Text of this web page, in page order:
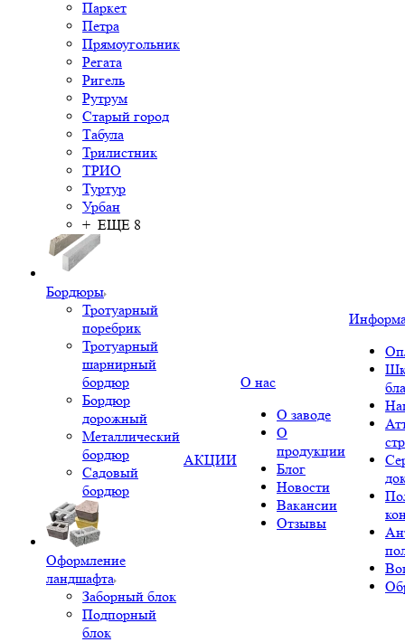
Паркет
Петра
Прямоугольник
Регата
Ригель
Рутрум
Старый город
Табула
Трилистник
ТРИО
Туртур
Урбан
+ ЕЩЕ 8
Бордюры
Тротуарный
поребрик
Тротуарный
шарнирный
бордюр
Бордюр
дорожный
Металлический
бордюр
Садовый
бордюр
Оформление
ландшафта
Заборный блок
Подпорный
блок
АКЦИИ
О нас
О заводе
О
продукции
Блог
Новости
Вакансии
Отзывы